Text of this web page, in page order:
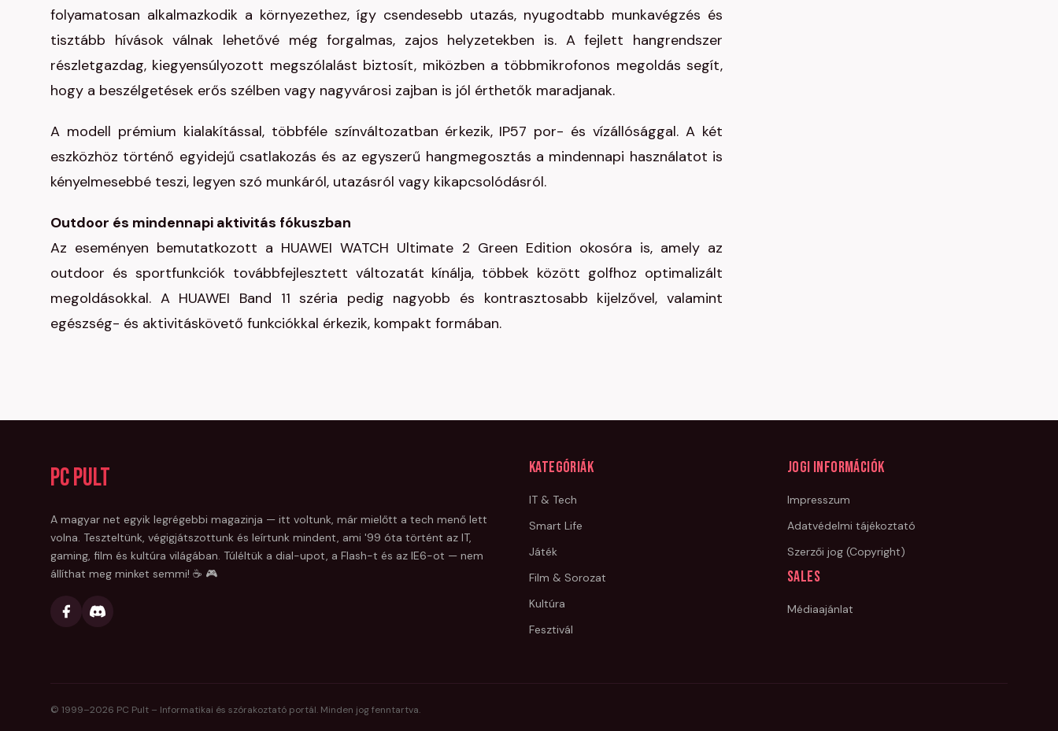
folyamatosan alkalmazkodik a környezethez, így csendesebb utazás, nyugodtabb munkavégzés és
tisztább hívások válnak lehetővé még forgalmas, zajos helyzetekben is. A fejlett hangrendszer
részletgazdag, kiegyensúlyozott megszólalást biztosít, miközben a többmikrofonos megoldás segít,
hogy a beszélgetések erős szélben vagy nagyvárosi zajban is jól érthetők maradjanak.
A modell prémium kialakítással, többféle színváltozatban érkezik, IP57 por- és vízállósággal. A két
eszközhöz történő egyidejű csatlakozás és az egyszerű hangmegosztás a mindennapi használatot is
kényelmesebbé teszi, legyen szó munkáról, utazásról vagy kikapcsolódásról.
Outdoor és mindennapi aktivitás fókuszban
Az eseményen bemutatkozott a HUAWEI WATCH Ultimate 2 Green Edition okosóra is, amely az
outdoor és sportfunkciók továbbfejlesztett változatát kínálja, többek között golfhoz optimalizált
megoldásokkal. A HUAWEI Band 11 széria pedig nagyobb és kontrasztosabb kijelzővel, valamint
egészség- és aktivitáskövető funkciókkal érkezik, kompakt formában.
PC Pult
A magyar net egyik legrégebbi magazinja — itt voltunk, már mielőtt a tech menő lett
volna. Teszteltünk, végigjátszottunk és leírtunk mindent, ami '99 óta történt az IT,
gaming, film és kultúra világában. Túléltük a dial-upot, a Flash-t és az IE6-ot — nem
állíthat meg minket semmi! ☕ 🎮
Kategóriák
IT & Tech
Smart Life
Játék
Film & Sorozat
Kultúra
Fesztivál
Jogi információk
Impresszum
Adatvédelmi tájékoztató
Szerzői jog (Copyright)
Sales
Médiaajánlat
© 1999–2026 PC Pult – Informatikai és szórakoztató portál. Minden jog fenntartva.